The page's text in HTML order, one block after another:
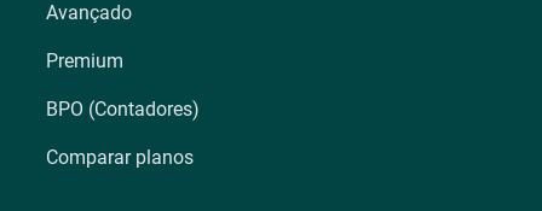
Avançado
Premium
BPO (Contadores)
Comparar planos